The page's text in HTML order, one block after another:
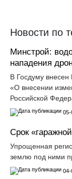
Новости по
Минстрой:
нападения
В Госдуму внесен
«О внесении
Российской
05-
Срок
Упрощенная
землю под ними
04-